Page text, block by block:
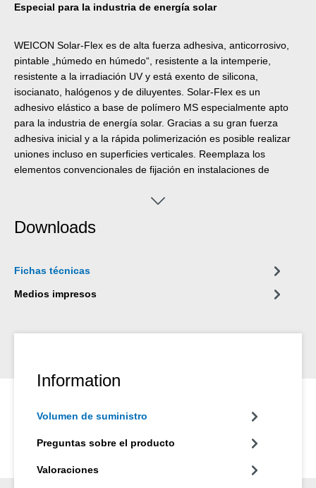
Especial para la industria de energía solar
WEICON Solar-Flex es de alta fuerza adhesiva, anticorrosivo,
pintable „húmedo en húmedo“, resistente a la intemperie,
resistente a la irradiación UV y está exento de silicona,
isocianato, halógenos y de diluyentes. Solar-Flex es un
adhesivo elástico a base de polímero MS especialmente apto
para la industria de energía solar. Gracias a su gran fuerza
adhesiva inicial y a la rápida polimerización es posible realizar
uniones incluso en superficies verticales. Reemplaza los
elementos convencionales de fijación en instalaciones de
Downloads
Fichas técnicas
Medios impresos
Information
Volumen de suministro
Preguntas sobre el producto
Valoraciones